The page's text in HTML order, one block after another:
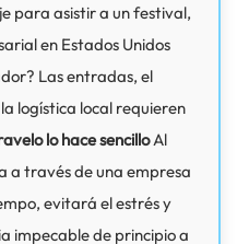
para asistir a un festival,
en Estados Unidos
Las entradas, el
logística local requieren
lo hace sencilloAl
a través de una empresa
evitará el estrés y
impecable de principio a